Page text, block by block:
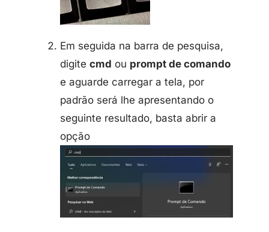
Em seguida na barra de pesquisa,
digite cmd ou prompt de comando
e aguarde carregar a tela, por
padrão será lhe apresentando o
seguinte resultado, basta abrir a
opção